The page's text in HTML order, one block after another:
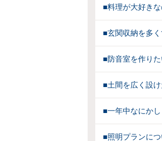
■料理が大好き
■玄関収納を多
■防音室を作り
■土間を広く設
■一年中なにか
■照明プランにつ